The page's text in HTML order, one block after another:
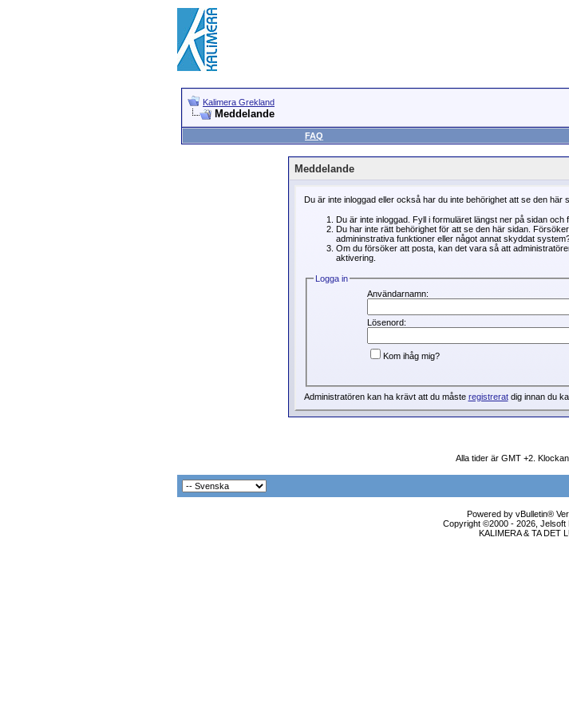
Kalimera Grekland
Meddelande
FAQ
Meddelande
Du är inte inloggad eller också har du inte behörighet att se den här
Du är inte inloggad. Fyll i formuläret längst ner på sidan och
Du har inte rätt behörighet för att se den här sidan.
admininstrativa funktioner eller något annat skyddat
Om du försöker att posta, kan det vara så att
aktivering.
Logga in
Användarnamn:
Lösenord:
Kom ihåg mig?
Administratören kan ha krävt att du måste registreratdig innan du
Alla tider är GMT +2.
Powered by vBulletin®
Copyright ©2000 - 2026, Jelsoft
KALIMERA & TA DET